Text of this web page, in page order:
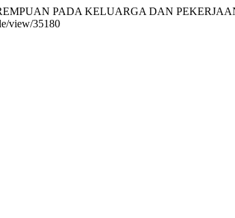
PADA KELUARGA DAN
view/35180